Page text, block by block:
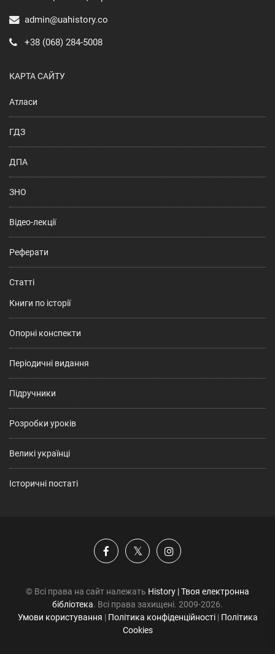
admin@uahistory.co
+38 (068) 284-5008
КАРТА САЙТУ
Атласи
ГДЗ
ДПА
ЗНО
Відео-лекції
Реферати
Статті
Книги по історії
Опорні конспекти
Періодичні видання
Підручники
Розробки уроків
Великі українці
Історичні постаті
© Всі права на сайт належать History | Твоя електронна
бібліотека. Всі права захищені. 2009-2026.
Умови користування | Політика конфіденційності| Політика
Cookies